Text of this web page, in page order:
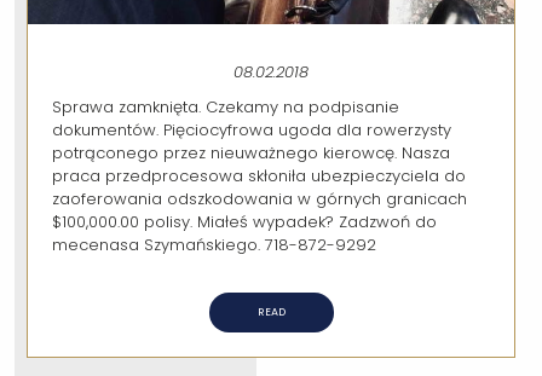
08.02.2018
Sprawa zamknięta. Czekamy na podpisanie
dokumentów. Pięciocyfrowa ugoda dla rowerzysty
potrąconego przez nieuważnego kierowcę. Nasza
praca przedprocesowa skłoniła ubezpieczyciela do
zaoferowania odszkodowania w górnych granicach
$100,000.00 polisy. Miałeś wypadek? Zadzwoń do
mecenasa Szymańskiego. 718-872-9292
READ